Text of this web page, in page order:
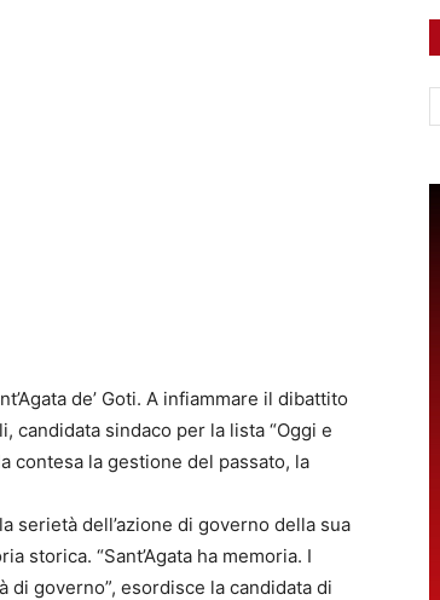
de’ Goti. A infiammare il dibattito
candidata sindaco per la lista “Oggi e
contesa la gestione del passato, la
serietà dell’azione di governo della sua
storica. “Sant’Agata ha memoria. I
governo”, esordisce la candidata di